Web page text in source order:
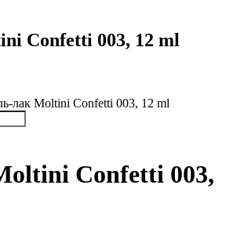
Confetti 003, 12 ml
лак Moltini Confetti 003, 12 ml
Confetti 003,